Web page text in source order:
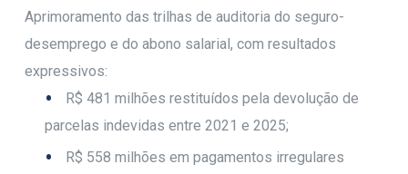
Aprimoramento das trilhas de auditoria do seguro-
desemprego e do abono salarial, com resultados
expressivos:
R$ 481 milhões restituídos pela devolução de
parcelas indevidas entre 2021 e 2025;
R$ 558 milhões em pagamentos irregulares